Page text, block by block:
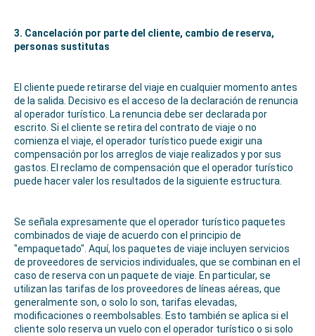
3. Cancelación por parte del cliente, cambio de reserva,
personas sustitutas
El cliente puede retirarse del viaje en cualquier momento antes
de la salida. Decisivo es el acceso de la declaración de renuncia
al operador turístico. La renuncia debe ser declarada por
escrito. Si el cliente se retira del contrato de viaje o no
comienza el viaje, el operador turístico puede exigir una
compensación por los arreglos de viaje realizados y por sus
gastos. El reclamo de compensación que el operador turístico
puede hacer valer los resultados de la siguiente estructura.
Se señala expresamente que el operador turístico paquetes
combinados de viaje de acuerdo con el principio de
"empaquetado". Aquí, los paquetes de viaje incluyen servicios
de proveedores de servicios individuales, que se combinan en el
caso de reserva con un paquete de viaje. En particular, se
utilizan las tarifas de los proveedores de líneas aéreas, que
generalmente son, o solo lo son, tarifas elevadas,
modificaciones o reembolsables. Esto también se aplica si el
cliente solo reserva un vuelo con el operador turístico o si solo